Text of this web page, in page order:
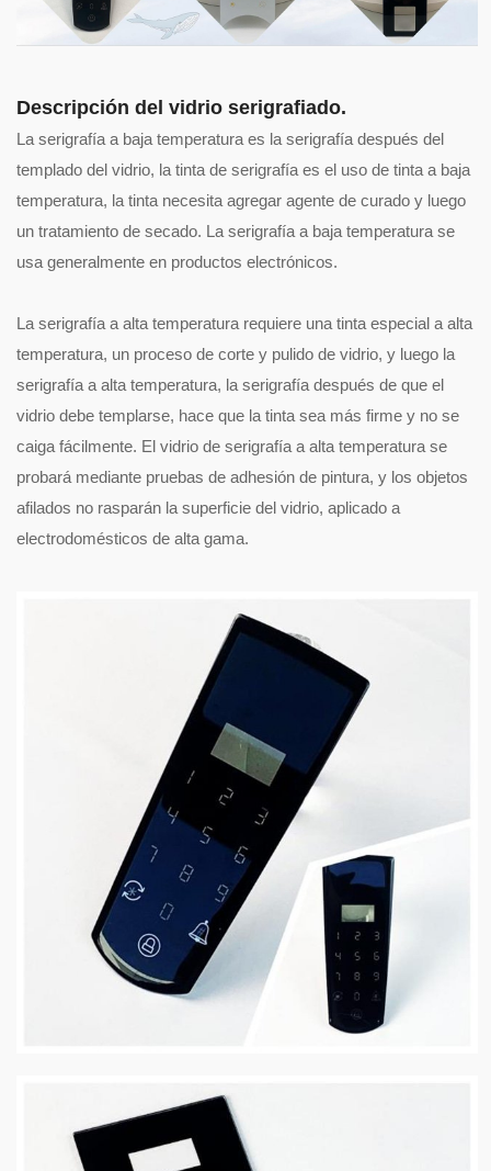
Descripción del vidrio serigrafiado.
La serigrafía a baja temperatura es la serigrafía después del
templado del vidrio, la tinta de serigrafía es el uso de tinta a baja
temperatura, la tinta necesita agregar agente de curado y luego
un tratamiento de secado. La serigrafía a baja temperatura se
usa generalmente en productos electrónicos.
La serigrafía a alta temperatura requiere una tinta especial a alta
temperatura, un proceso de corte y pulido de vidrio, y luego la
serigrafía a alta temperatura, la serigrafía después de que el
vidrio debe templarse, hace que la tinta sea más firme y no se
caiga fácilmente. El vidrio de serigrafía a alta temperatura se
probará mediante pruebas de adhesión de pintura, y los objetos
afilados no rasparán la superficie del vidrio, aplicado a
electrodomésticos de alta gama.